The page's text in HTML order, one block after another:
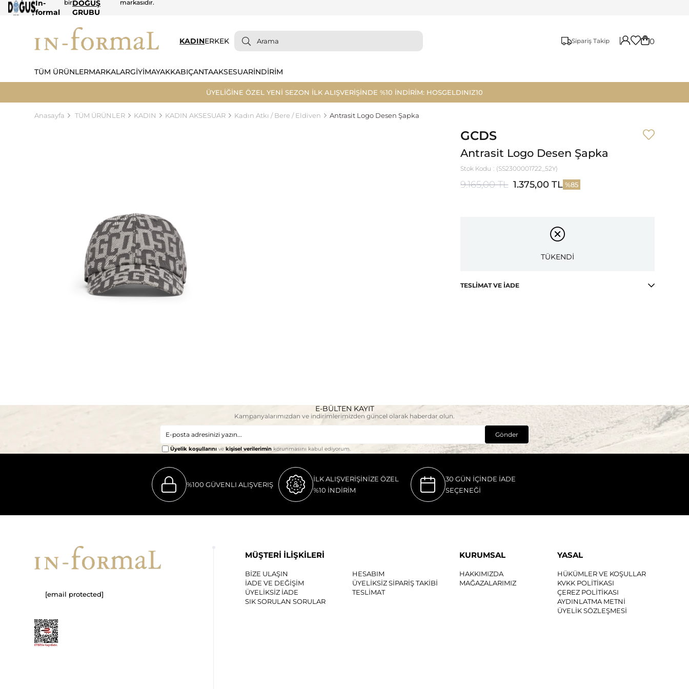
In-
formal
birDOĞUŞ
GRUBU
markasıdır.
KADINERKEK Sipariş Takip 0
TÜM ÜRÜNLERMARKALARGİYİMAYAKKABIÇANTAAKSESUARİNDİRİM
ÜYELİĞİNE ÖZEL YENİ SEZON İLK ALIŞVERİŞİNDE %10 İNDİRİM: HOSGELDINIZ10
Anasayfa TÜM ÜRÜNLER KADIN KADIN AKSESUAR Kadın Atkı / Bere / Eldiven Antrasit Logo Desen Şapka
GCDS
Antrasit Logo Desen Şapka
Stok Kodu (SS2300001722_52Y)
9.165,00 TL 1.375,00 TL 85
TÜKENDİ
TESLIMAT VE İADE
E-BÜLTEN KAYIT
Kampanyalarımızdan ve indirimlerimizden güncel olarak haberdar olun.
Gönder
Üyelik koşullarını ve kişisel verilerimin korunmasını kabul ediyorum.
%100 GÜVENLI ALIŞVERIŞ
İLK ALIŞVERİŞİNİZE ÖZEL
%10 İNDİRİM
30 GÜN İÇİNDE İADE
SEÇENEĞİ
[email protected]
MÜŞTERİ İLİŞKİLERİ
BİZE ULAŞIN
HESABIM
İADE VE DEĞİŞİM
ÜYELİKSİZ SİPARİŞ TAKİBİ
ÜYELİKSİZ İADE
TESLİMAT
SIK SORULAN SORULAR
KURUMSAL
HAKKIMIZDA
MAĞAZALARIMIZ
YASAL
HÜKÜMLER VE KOŞULLAR
KVKK POLİTİKASI
ÇEREZ POLİTİKASI
AYDINLATMA METNİ
ÜYELİK SÖZLEŞMESİ